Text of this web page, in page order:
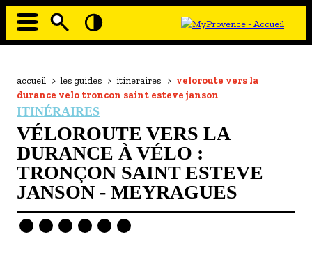
Aller
principale
À MOI LA CULTURE
AU GRAND AIR
PASSEZ À TABLE
SOUS TOUTES LES COUTUMES
TOURISME ET HANDICAP
ENVIE DE BALADE
Fil
d'Ariane
accueil > les guides > itineraires > veloroute vers la
durance velo troncon saint esteve janson
ITINÉRAIRES
VÉLOROUTE VERS LA
DURANCE À VÉLO :
TRONÇON SAINT ESTEVE
JANSON - MEYRAGUES